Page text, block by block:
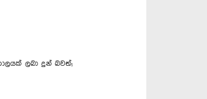
ලබා දුන් බවත්;